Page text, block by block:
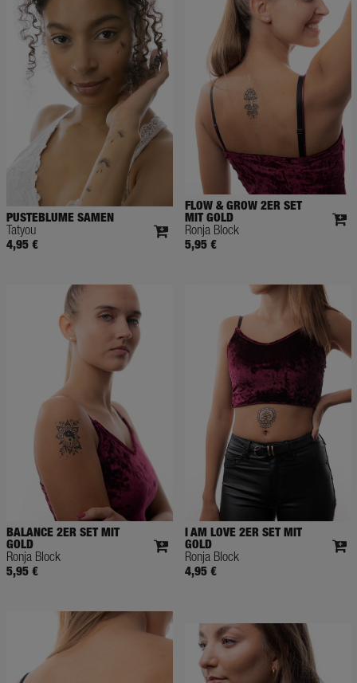
PUSTEBLUME SAMEN
Tatyou
4,95 €
FLOW & GROW 2ER SET
MIT GOLD
Ronja Block
5,95 €
BALANCE 2ER SET MIT
GOLD
Ronja Block
5,95 €
I AM LOVE 2ER SET MIT
GOLD
Ronja Block
4,95 €